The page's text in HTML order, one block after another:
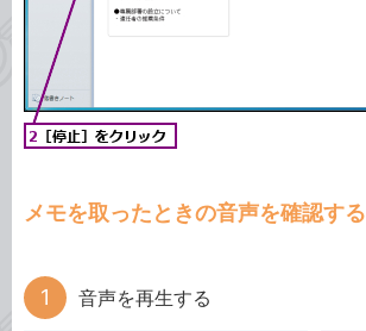
メモを取ったときの音声を確認する
音声を再生する